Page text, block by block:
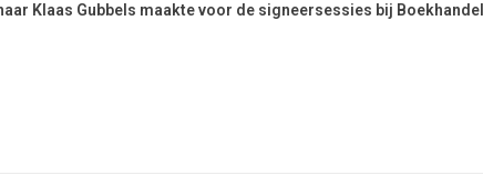
Klaas Gubbels maakte voor de signeersessies bij